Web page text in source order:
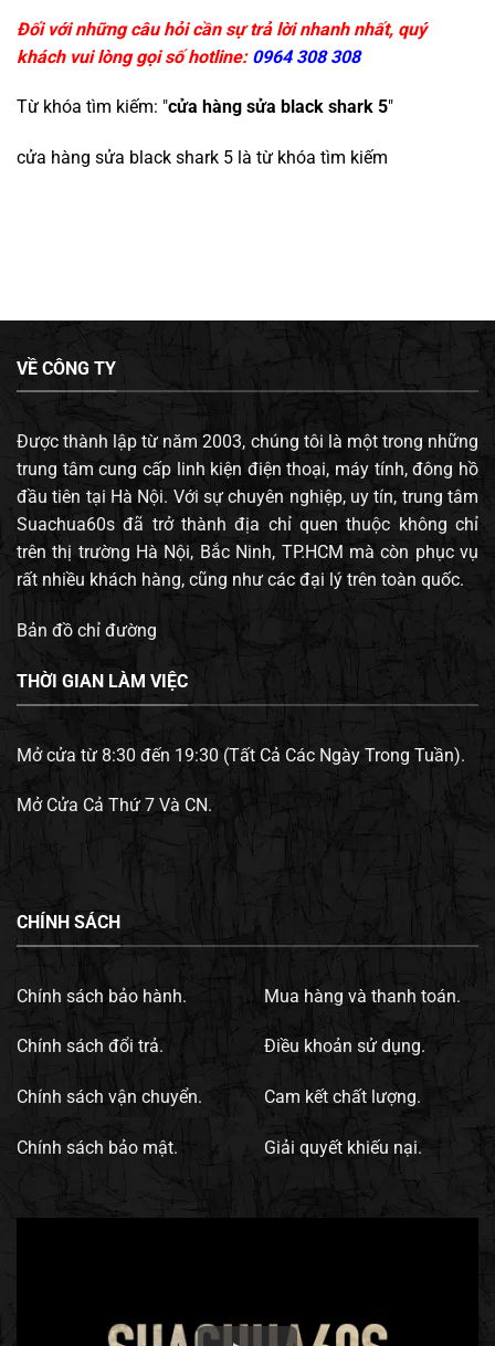
Đối với những câu hỏi cần sự trả lời nhanh nhất, quý
khách vui lòng gọi số hotline: 0964 308 308
Từ khóa tìm kiếm: "cửa hàng sửa black shark 5"
cửa hàng sửa black shark 5 là từ khóa tìm kiếm
VỀ CÔNG TY
Được thành lập từ năm 2003, chúng tôi là một trong những
trung tâm cung cấp linh kiện điện thoại, máy tính, đông hồ
đầu tiên tại Hà Nội. Với sự chuyên nghiệp, uy tín, trung tâm
Suachua60s đã trở thành địa chỉ quen thuộc không chỉ
trên thị trường Hà Nội, Bắc Ninh, TP.HCM mà còn phục vụ
rất nhiều khách hàng, cũng như các đại lý trên toàn quốc.
Bản đồ chỉ đường
THỜI GIAN LÀM VIỆC
Mở cửa từ 8:30 đến 19:30 (Tất Cả Các Ngày Trong Tuần).
Mở Cửa Cả Thứ 7 Và CN.
CHÍNH SÁCH
Chính sách bảo hành.
Chính sách đổi trả.
Chính sách vận chuyển.
Chính sách bảo mật.
Mua hàng và thanh toán.
Điều khoản sử dụng.
Cam kết chất lượng.
Giải quyết khiếu nại.